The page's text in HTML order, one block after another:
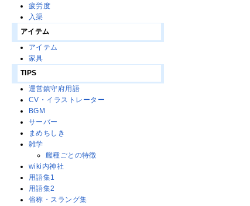
疲労度
入渠
アイテム
アイテム
家具
TIPS
運営鎮守府用語
CV・イラストレーター
BGM
サーバー
まめちしき
雑学
艦種ごとの特徴
wiki内神社
用語集1
用語集2
俗称・スラング集